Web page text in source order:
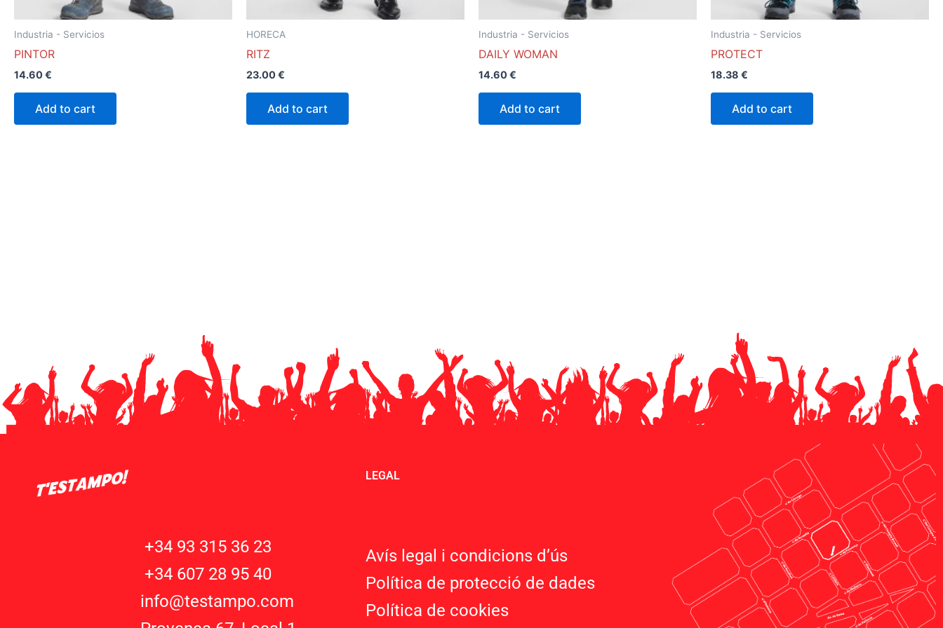
Industria - Servicios
PINTOR
14.60€
Add to cart
HORECA
RITZ
23.00€
Add to cart
Industria - Servicios
DAILY WOMAN
14.60€
Add to cart
la
Industria - Servicios
PROTECT
18.38 €
Add to cart
+34 93 315 36 23
+34 607 28 95 40
info@testampo.com
LEGAL
Avís legal i condicions d’ús
Política de protecció de dades
Política de cookies